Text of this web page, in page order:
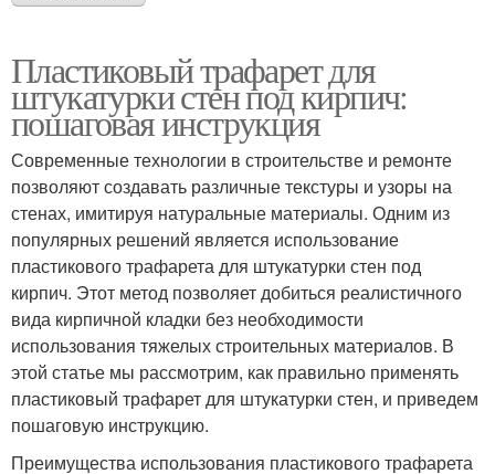
Пластиковый трафарет для
штукатурки стен под кирпич:
пошаговая инструкция
Современные технологии в строительстве и ремонте
позволяют создавать различные текстуры и узоры на
стенах, имитируя натуральные материалы. Одним из
популярных решений является использование
пластикового трафарета для штукатурки стен под
кирпич. Этот метод позволяет добиться реалистичного
вида кирпичной кладки без необходимости
использования тяжелых строительных материалов. В
этой статье мы рассмотрим, как правильно применять
пластиковый трафарет для штукатурки стен, и приведем
пошаговую инструкцию.
Преимущества использования пластикового трафарета